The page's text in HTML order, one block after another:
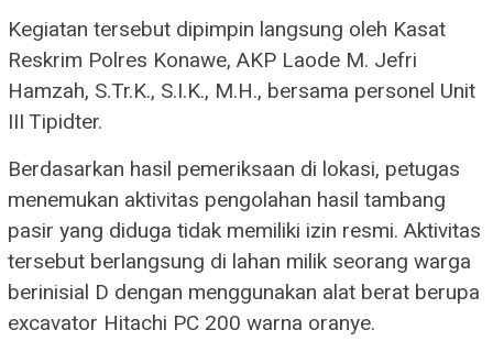
Kegiatan tersebut dipimpin langsung oleh Kasat
Reskrim Polres Konawe, AKP Laode M. Jefri
Hamzah, S.Tr.K., S.I.K., M.H., bersama personel Unit
III Tipidter.
Berdasarkan hasil pemeriksaan di lokasi, petugas
menemukan aktivitas pengolahan hasil tambang
pasir yang diduga tidak memiliki izin resmi. Aktivitas
tersebut berlangsung di lahan milik seorang warga
berinisial D dengan menggunakan alat berat berupa
excavator Hitachi PC 200 warna oranye.